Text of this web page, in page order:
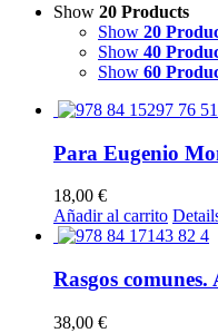
Show 20 Products
Show 20
Show 40
Show 60
Para Eugenio
18,00 €
Añadir al carrito
Rasgos
38,00 €